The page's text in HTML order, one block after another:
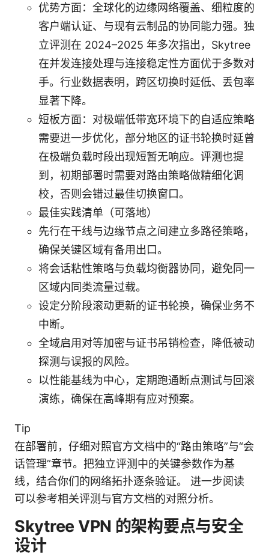
优势方面：全球化的边缘网络覆盖、细粒度的
客户端认证、与现有云制品的协同能力强。独
立评测在 2024–2025 年多次指出，Skytree
在并发连接处理与连接稳定性方面优于多数对
手。行业数据表明，跨区切换时延低、丢包率
显著下降。
短板方面：对极端低带宽环境下的自适应策略
需要进一步优化，部分地区的证书轮换时延曾
在极端负载时段出现短暂无响应。评测也提
到，初期部署时需要对路由策略做精细化调
校，否则会错过最佳切换窗口。
最佳实践清单（可落地）
先行在干线与边缘节点之间建立多路径策略，
确保关键区域有备用出口。
将会话粘性策略与负载均衡器协同，避免同一
区域内同类流量过载。
设定分阶段滚动更新的证书轮换，确保业务不
中断。
全域启用对等加密与证书吊销检查，降低被动
探测与误报的风险。
以性能基线为中心，定期跑通断点测试与回滚
演练，确保在高峰期有应对预案。
Tip
在部署前，仔细对照官方文档中的“路由策略”与“会
话管理”章节。把独立评测中的关键参数作为基
线，结合你们的网络拓扑逐条验证。 进一步阅读
可以参考相关评测与官方文档的对照分析。
Skytree VPN 的架构要点与安全
设计